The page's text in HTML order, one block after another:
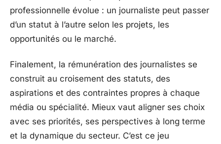
professionnelle évolue : un journaliste peut passer
d’un statut à l’autre selon les projets, les
opportunités ou le marché.
Finalement, la rémunération des journalistes se
construit au croisement des statuts, des
aspirations et des contraintes propres à chaque
média ou spécialité. Mieux vaut aligner ses choix
avec ses priorités, ses perspectives à long terme
et la dynamique du secteur. C’est ce jeu